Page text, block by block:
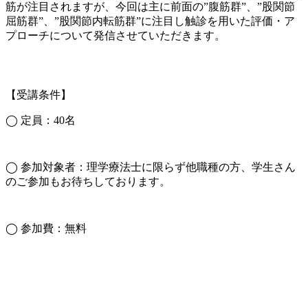
筋が注目されますが、今回は主に前面の”腹筋群”、”股関節
屈筋群”、”股関節内転筋群”に注目し触診を用いた評価・ア
プローチについて発信させていただきます。
【受講条件】
◯ 定員：40名
◯ 参加対象者：理学療法士に限らず他職種の方、学生さん
のご参加もお待ちしております。
◯ 参加費：無料